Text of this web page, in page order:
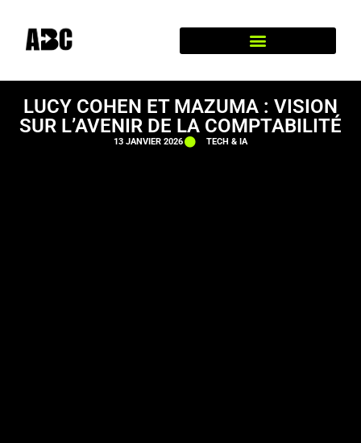
LUCY COHEN ET MAZUMA : VISION
SUR L’AVENIR DE LA COMPTABILITÉ
13 JANVIER 2026 TECH & IA